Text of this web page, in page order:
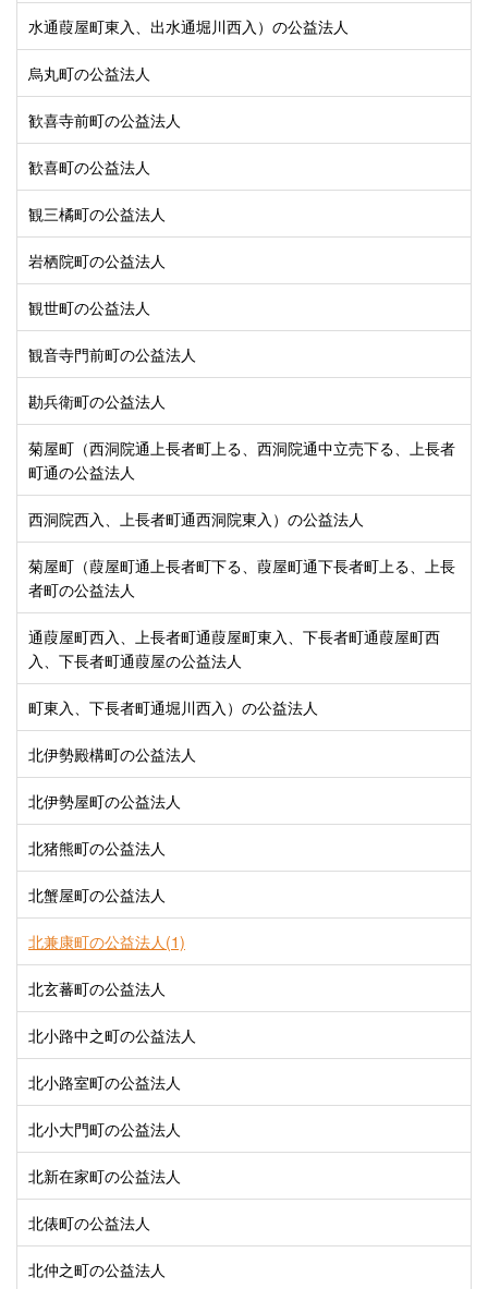
水通葭屋町東入、出水通堀川西入）の公益法人
烏丸町の公益法人
歓喜寺前町の公益法人
歓喜町の公益法人
観三橘町の公益法人
岩栖院町の公益法人
観世町の公益法人
観音寺門前町の公益法人
勘兵衛町の公益法人
菊屋町（西洞院通上長者町上る、西洞院通中立売下る、上長者
町通の公益法人
西洞院西入、上長者町通西洞院東入）の公益法人
菊屋町（葭屋町通上長者町下る、葭屋町通下長者町上る、上長
者町の公益法人
通葭屋町西入、上長者町通葭屋町東入、下長者町通葭屋町西
入、下長者町通葭屋の公益法人
町東入、下長者町通堀川西入）の公益法人
北伊勢殿構町の公益法人
北伊勢屋町の公益法人
北猪熊町の公益法人
北蟹屋町の公益法人
北兼康町の公益法人(1)
北玄蕃町の公益法人
北小路中之町の公益法人
北小路室町の公益法人
北小大門町の公益法人
北新在家町の公益法人
北俵町の公益法人
北仲之町の公益法人